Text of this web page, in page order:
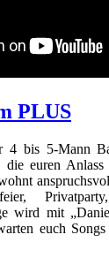
PLUS
4 bis 5-Mann
euren
wird mit
euch